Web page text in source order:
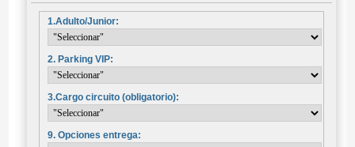
1.Adulto/Junior:
2. Parking VIP:
3.Cargo circuito (obligatorio):
9. Opciones entrega: